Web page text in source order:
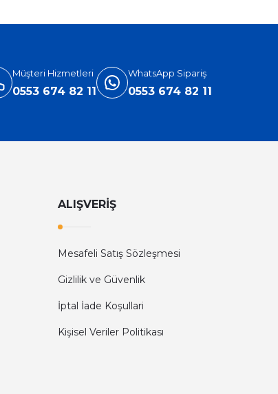
Müşteri Hizmetleri
0553 674 82 11
WhatsApp Sipariş
0553 674 82 11
ALIŞVERİŞ
Mesafeli Satış Sözleşmesi
Gizlilik ve Güvenlik
İptal İade Koşullari
Kişisel Veriler Politikası